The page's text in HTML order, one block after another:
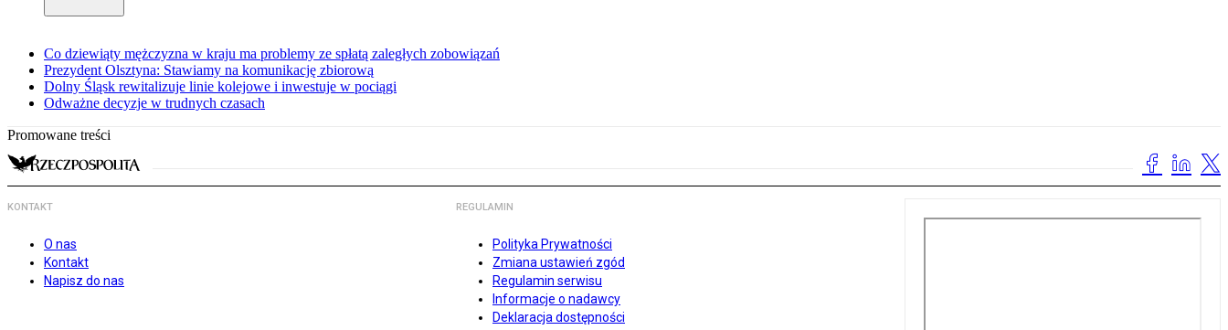
Co dziewiąty mężczyzna w kraju ma problemy ze spłatą zaległych zobowiązań
Prezydent Olsztyna: Stawiamy na komunikację zbiorową
Dolny Śląsk rewitalizuje linie kolejowe i inwestuje w pociągi
Odważne decyzje w trudnych czasach
Promowane treści
KONTAKT
O nas
Kontakt
Napisz do nas
REGULAMIN
Polityka Prywatności
Zmiana ustawień zgód
Regulamin serwisu
Informacje o nadawcy
Deklaracja dostępności